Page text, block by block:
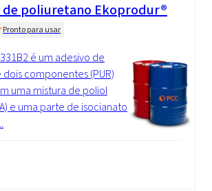
poliuretano Ekoprodur®
Pronto para usar
é um adesivo de
componentes (PUR)
uma mistura de poliol
e uma parte de isocianato